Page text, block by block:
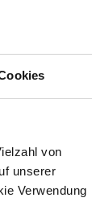
von
unserer
Verwendung
bestellen